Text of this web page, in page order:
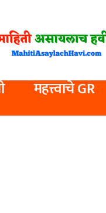
महत्त्वाचे GR